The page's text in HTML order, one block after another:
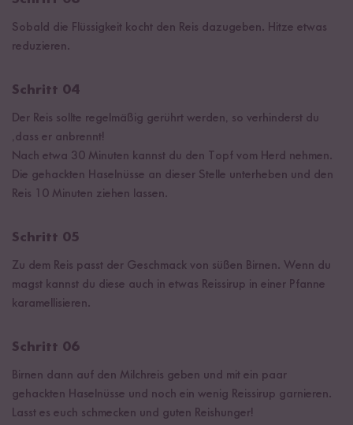
Sobald die Flüssigkeit kocht den Reis dazugeben. Hitze etwas
reduzieren.
Schritt 04
Der Reis sollte regelmäßig gerührt werden, so verhinderst du
,dass er anbrennt!
Nach etwa 30 Minuten kannst du den Topf vom Herd nehmen.
Die gehackten Haselnüsse an dieser Stelle unterheben und den
Reis 10 Minuten ziehen lassen.
Schritt 05
Zu dem Reis passt der Geschmack von süßen Birnen. Wenn du
magst kannst du diese auch in etwas Reissirup in einer Pfanne
karamellisieren.
Schritt 06
Birnen dann auf den Milchreis geben und mit ein paar
gehackten Haselnüsse und noch ein wenig Reissirup garnieren.
Lasst es euch schmecken und guten Reishunger!